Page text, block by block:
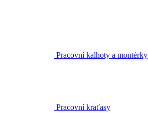
Pracovní kalhoty a montérky
Pracovní kraťasy